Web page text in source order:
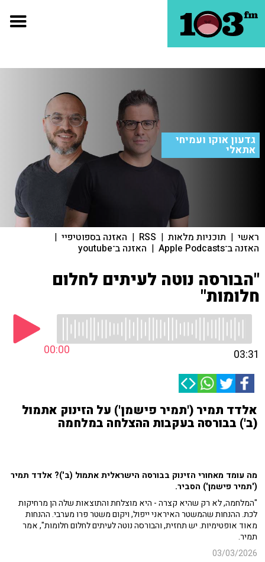
גדעון אוקו ועמיחי
אתאלי
ראשי | תוכניות מלאות |
RSS
| האזנה בספוטיפיי |
האזנה ב־Apple Podcasts | האזנה ב־youtube
"הבורסה נוטה לעיתים לחלום
חלומות"
00:00 03:31
אלדד תמיר ('תמיר פישמן') על הזינוק אתמול
(ב') בבורסה בעקבות ההצלחה במלחמה
מה עומד מאחורי הזינוק בבורסה הישראלית אתמול (ב')? אלדד תמיר
('תמיר פישמן') הסביר.
"המלחמה, לא רק שהיא קצרה - היא מוצלחת והתוצאות שלה הן מרחיקות
לכת. ההנחות שהמשטר האיראני ייפול, ויקום משטר פרו מערבי. ההנחות
מאוד אופטימיות. יש תחזית, והבורסה נוטה לעיתים לחלום חלומות", אמר
תמיר.
03/03/2026